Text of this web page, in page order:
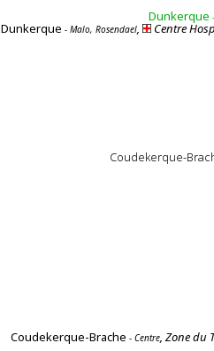
Dunkerque
Dunkerque - Malo, Rosendael, Centre
Coudekerque-
Coudekerque-Brache - Centre, Zone du